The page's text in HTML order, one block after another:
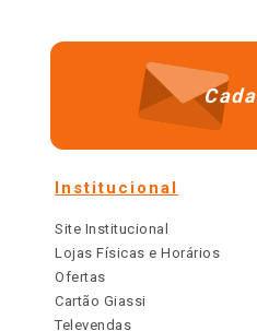
Institucional
Site Institucional
Lojas Físicas e Horários
Ofertas
Cartão Giassi
Televendas